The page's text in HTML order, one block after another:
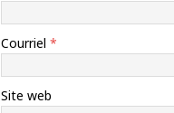
Courriel *
Site web